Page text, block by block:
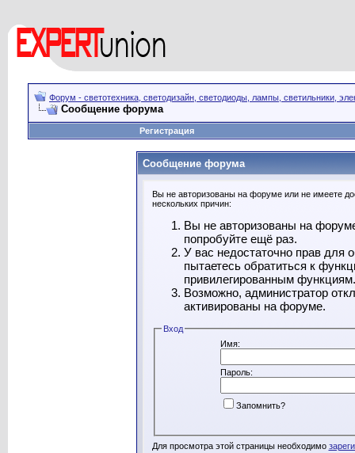
Форум - светотехника, светодизайн, светодиоды, лампы, светильники,
Сообщение форума
Регистрация
Сообщение форума
Вы не авторизованы на форуме или не имеете
нескольких причин:
Вы не авторизованы на
попробуйте ещё раз.
У вас недостаточно прав для
пытаетесь обратиться к
привилегированным функциям.
Возможно, администратор
активированы на форуме.
Вход
Имя:
Пароль:
Запомнить?
Для просмотра этой страницы необходимо